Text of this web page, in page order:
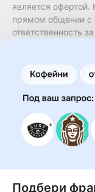
является офертой.
прямом общении
ответственность
финансовые
коммерческой
не является
правообладателя
предоставления
осуществленные
на сайте или
предоставленной
правообладатель.
Подбери